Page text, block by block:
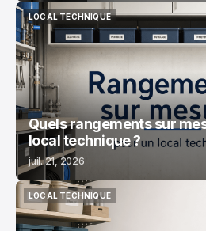
LOCAL TECHNIQUE
LOCAL TECHNIQUE
Quels rangements sur
local technique ?
juil. 21, 2026
LOCAL TECHNIQUE
LOCAL TECHNIQUE